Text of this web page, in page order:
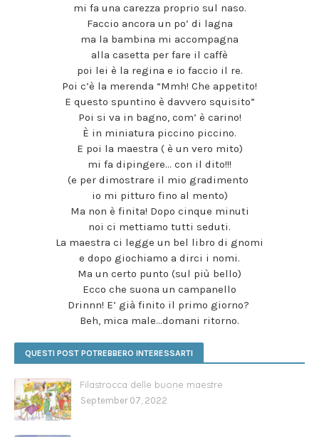
mi fa una carezza proprio sul naso.
Faccio ancora un po’ di lagna
ma la bambina mi accompagna
alla casetta per fare il caffè
poi lei è la regina e io faccio il re.
Poi c’è la merenda “Mmh! Che appetito!
E questo spuntino è davvero squisito”
Poi si va in bagno, com’ è carino!
È in miniatura piccino piccino.
E poi la maestra ( è un vero mito)
mi fa dipingere… con il dito!!!
(e per dimostrare il mio gradimento
io mi pitturo fino al mento)
Ma non è finita! Dopo cinque minuti
noi ci mettiamo tutti seduti.
La maestra ci legge un bel libro di gnomi
e dopo giochiamo a dirci i nomi.
Ma un certo punto (sul più bello)
Ecco che suona un campanello
Drinnn! E’ già finito il primo giorno?
Beh, mica male…domani ritorno.
QUESTI POST POTREBBERO INTERESSARTI
Filastrocca delle buone maestre
September 07, 2022